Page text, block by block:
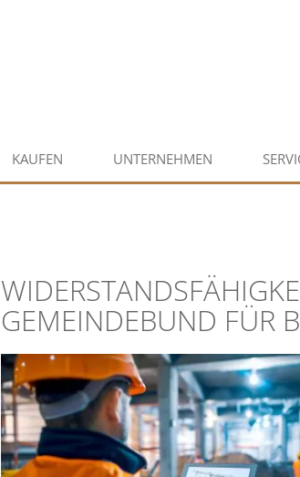
KAUFEN UNTERNEHMEN
GEMEINDEBUND FÜR